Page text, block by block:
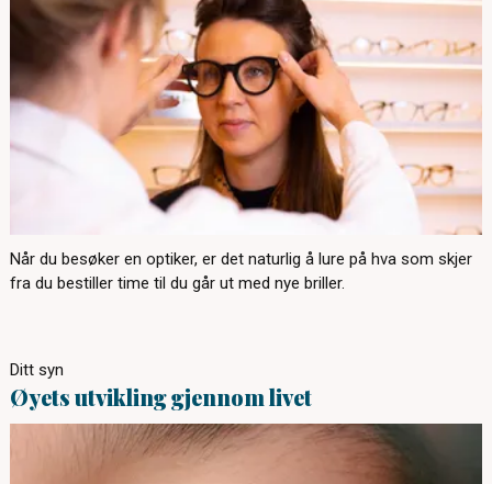
Når du besøker en optiker, er det naturlig å lure på hva som skjer
fra du bestiller time til du går ut med nye briller.
Ditt syn
Øyets utvikling gjennom livet